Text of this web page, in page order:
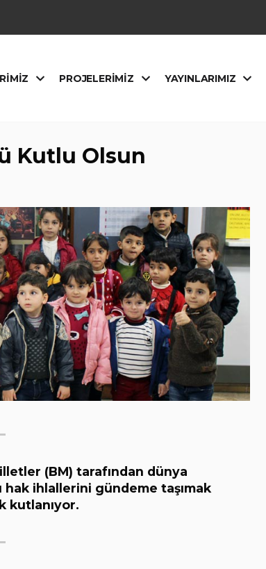
PROJELERIMIZ YAYINLARIMIZ
Kutlu Olsun
(BM) tarafından dünya
hak ihlallerini gündeme taşımak
kutlanıyor.